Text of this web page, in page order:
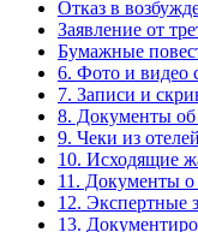
Отказ в
Заявление от
Бумажные
6. Фото и видео
7. Записи и
8. Документы об
9. Чеки из
10. Исходящие
11. Документы о
12. Экспертные
13.